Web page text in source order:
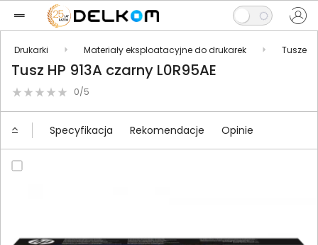
Drukarki Materiały eksploatacyjne do drukarek Tusze
Tusz HP 913A czarny L0R95AE
0/5
Specyfikacja Rekomendacje Opinie